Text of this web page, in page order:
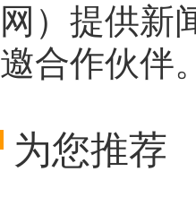
网 ）提供新
邀合作伙伴。
为您推荐